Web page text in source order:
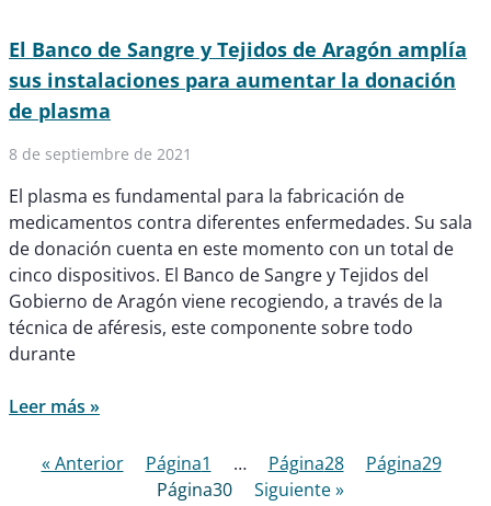
El Banco de Sangre y Tejidos de Aragón amplía
sus instalaciones para aumentar la donación
de plasma
8 de septiembre de 2021
El plasma es fundamental para la fabricación de
medicamentos contra diferentes enfermedades. Su sala
de donación cuenta en este momento con un total de
cinco dispositivos. El Banco de Sangre y Tejidos del
Gobierno de Aragón viene recogiendo, a través de la
técnica de aféresis, este componente sobre todo
durante
Leer más »
« Anterior Página1 … Página28 Página29
Página30 Siguiente »